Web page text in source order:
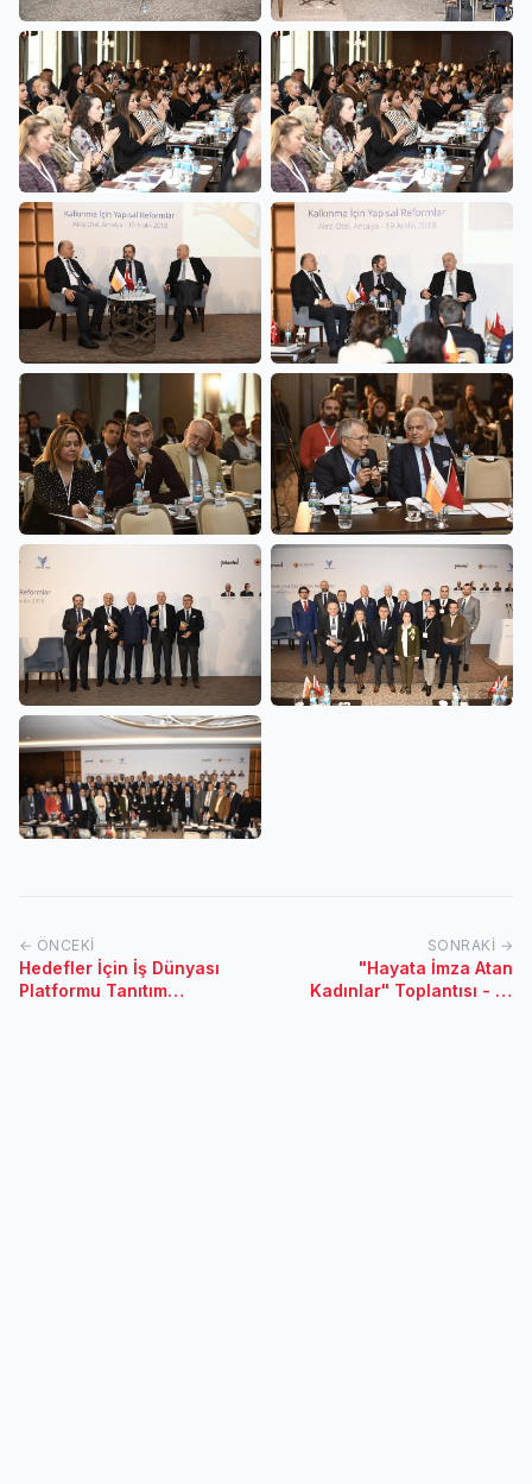
← ÖNCEKI
Hedefler İçin İş Dünyası
Platformu Tanıtım
SONRAKI →
"Hayata İmza Atan
Kadınlar" Toplantısı - 21